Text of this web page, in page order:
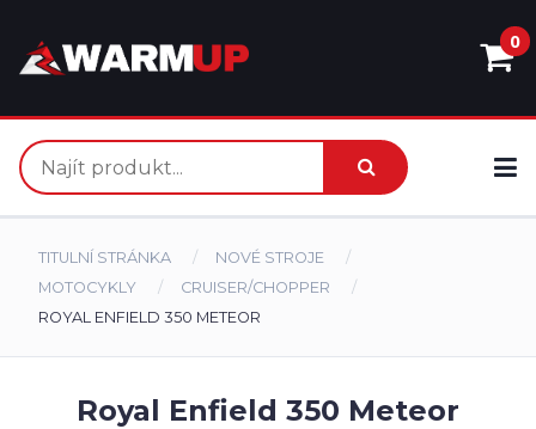
0
TITULNÍ STRÁNKA
NOVÉ STROJE
MOTOCYKLY
CRUISER/CHOPPER
ROYAL ENFIELD 350 METEOR
Royal Enfield 350 Meteor